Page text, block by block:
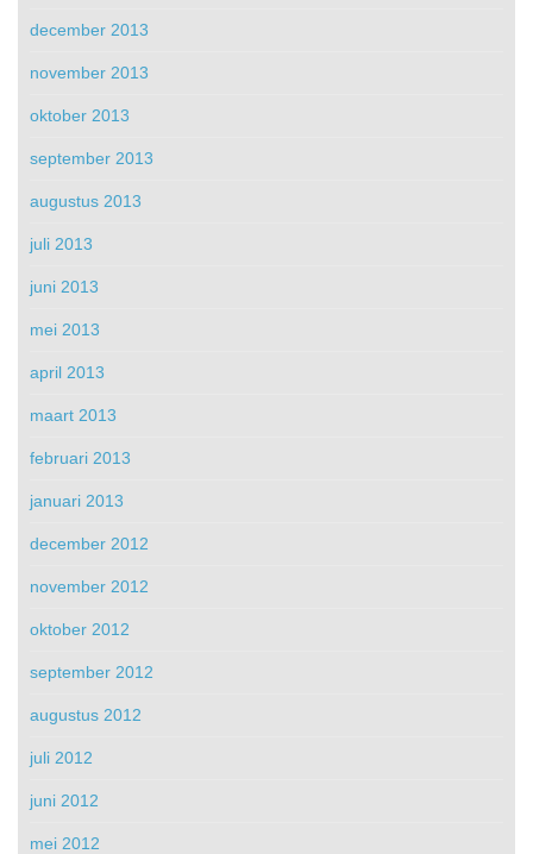
december 2013
november 2013
oktober 2013
september 2013
augustus 2013
juli 2013
juni 2013
mei 2013
april 2013
maart 2013
februari 2013
januari 2013
december 2012
november 2012
oktober 2012
september 2012
augustus 2012
juli 2012
juni 2012
mei 2012